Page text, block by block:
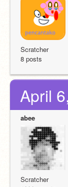
Scratcher
8 posts
April
abee
Scratcher